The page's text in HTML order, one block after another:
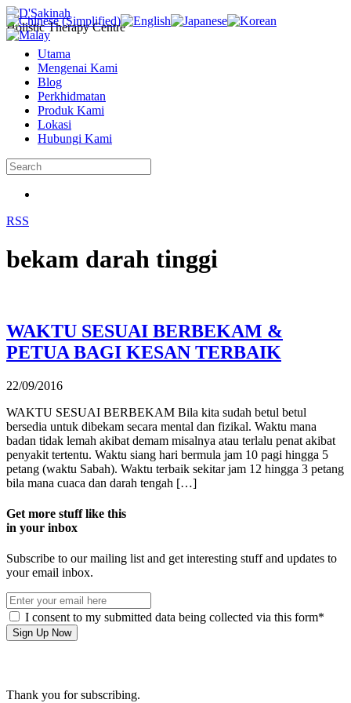
Holistic Therapy Centre
Utama
Mengenai Kami
Blog
Perkhidmatan
Produk Kami
Lokasi
Hubungi Kami
RSS
bekam darah tinggi
WAKTU SESUAI BERBEKAM &
PETUA BAGI KESAN TERBAIK
22/09/2016
WAKTU SESUAI BERBEKAM Bila kita sudah betul betul
bersedia untuk dibekam secara mental dan fizikal. Waktu mana
badan tidak lemah akibat demam misalnya atau terlalu penat akibat
penyakit tertentu. Waktu siang hari bermula jam 10 pagi hingga 5
petang (waktu Sabah). Waktu terbaik sekitar jam 12 hingga 3 petang
bila mana cuaca dan darah tengah […]
Get more stuff like this
in your inbox
Subscribe to our mailing list and get interesting stuff and updates to
your email inbox.
I consent to my submitted data being collected via this form*
Thank you for subscribing.